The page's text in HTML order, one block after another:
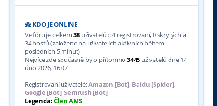
KDO JE ONLINE
Ve fóru je celkem38 uživatelů :: 4 registrovaní, 0 skrytých a
34 hostů (založeno na uživatelích aktivních během
posledních 5 minut)
Nejvíce zde současně bylo přítomno 3445 uživatelů dne 14
úno 2026, 16:07
Registrovaní uživatelé:Amazon [Bot],Baidu [Spider],
Google [Bot],Semrush [Bot]
Legenda:Člen AMS